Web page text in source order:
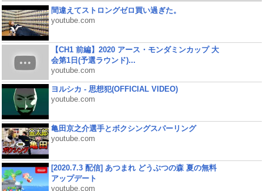
間違えてストロングゼロ買い過ぎた。
youtube.com
【CH1 前編】2020 アース・モンダミンカップ 大
会第1日(予選ラウンド)...
youtube.com
ヨルシカ - 思想犯(OFFICIAL VIDEO)
youtube.com
亀田京之介選手とボクシングスパーリング
youtube.com
[2020.7.3 配信] あつまれ どうぶつの森 夏の無料
アップデート
youtube.com